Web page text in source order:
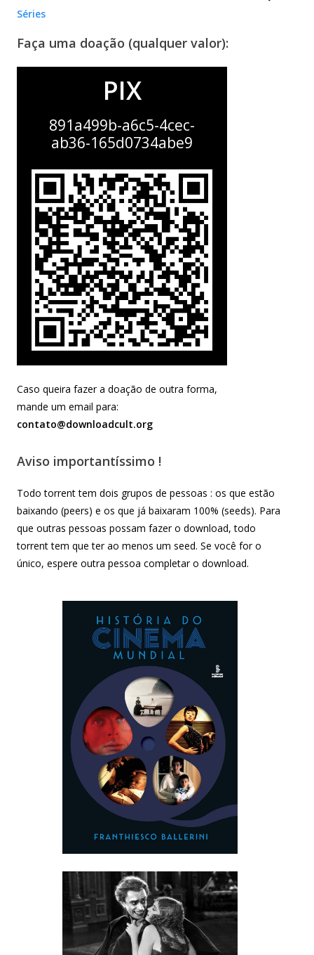
Séries
Faça uma doação (qualquer valor):
PIX
891a499b-a6c5-4cec-
ab36-165d0734abe9
Caso queira fazer a doação de outra forma,
mande um email para:
contato@downloadcult.org
Aviso importantíssimo !
Todo torrent tem dois grupos de pessoas : os que estão
baixando (peers) e os que já baixaram 100% (seeds). Para
que outras pessoas possam fazer o download, todo
torrent tem que ter ao menos um seed. Se você for o
único, espere outra pessoa completar o download.